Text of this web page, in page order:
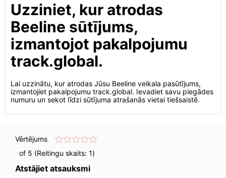
Uzziniet, kur atrodas
Beeline sūtījums,
izmantojot pakalpojumu
track.global.
Lai uzzinātu, kur atrodas Jūsu Beeline veikala pasūtījums,
izmantojiet pakalpojumu track.global. Ievadiet savu piegādes
numuru un sekot līdzi sūtījuma atrašanās vietai tiešsaistē.
Vērtējums
of 5 (Reitingu skaits: 1)
Atstājiet atsauksmi